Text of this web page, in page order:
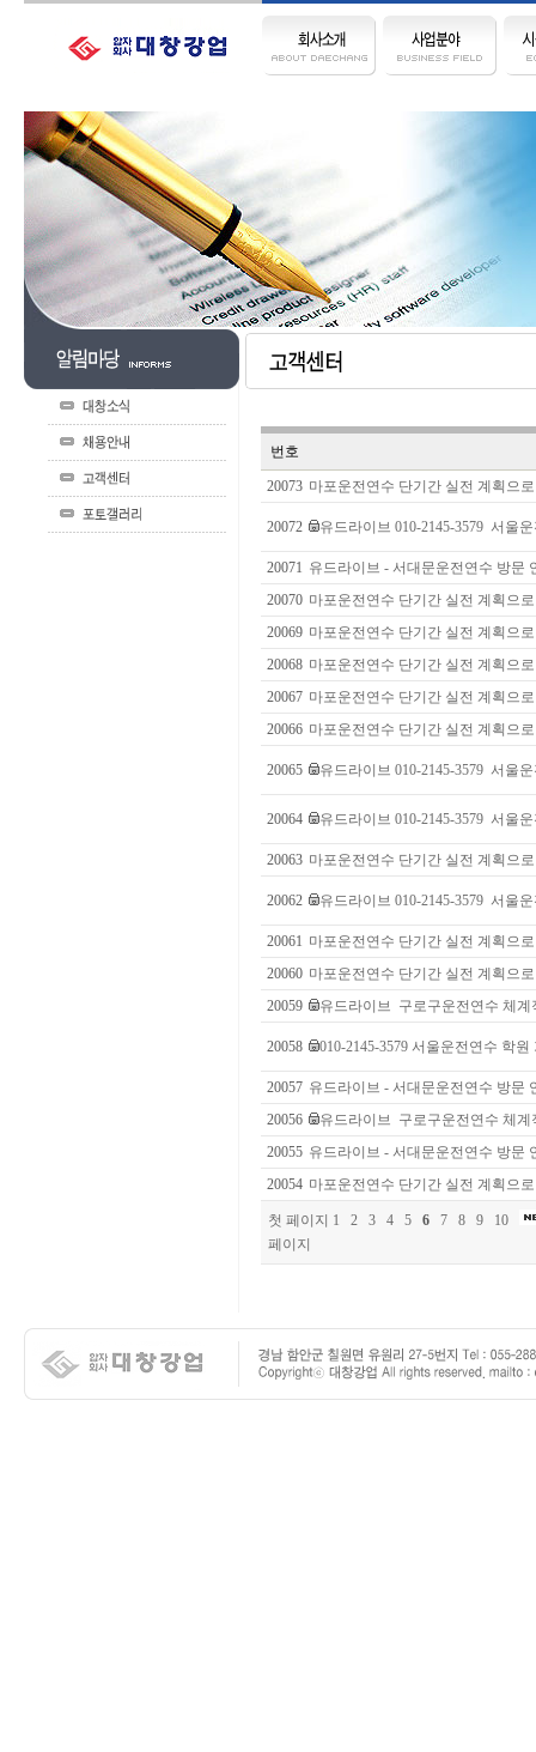
번호
20073 마포운전연수 단기간 실전 계획으
20072 유드라이브 010-2145-3579 서울
20071 유드라이브 - 서대문운전연수 방문
20070 마포운전연수 단기간 실전 계획으
20069 마포운전연수 단기간 실전 계획으
20068 마포운전연수 단기간 실전 계획으
20067 마포운전연수 단기간 실전 계획으
20066 마포운전연수 단기간 실전 계획으
20065 유드라이브 010-2145-3579 서울
20064 유드라이브 010-2145-3579 서울
20063 마포운전연수 단기간 실전 계획으
20062 유드라이브 010-2145-3579 서울
20061 마포운전연수 단기간 실전 계획으
20060 마포운전연수 단기간 실전 계획으
20059
유드라이브 구로구운전연수 체계
20058 010-2145-3579 서울운전연수 학
20057 유드라이브 - 서대문운전연수 방문
20056
유드라이브 구로구운전연수 체계
20055 유드라이브 - 서대문운전연수 방문
20054 마포운전연수 단기간 실전 계획으
첫 페이지 1 2 3 4 5 6 7 8 9
10
페이지